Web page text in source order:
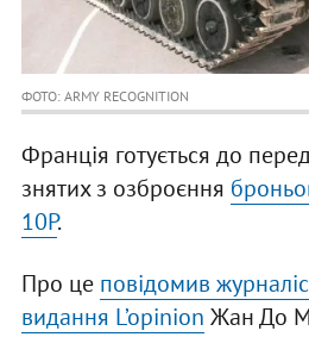
ФОТО: ARMY RECOGNITION
Франція готується до
знятих з озброєння
10P.
Про це повідомив
видання L’opinion Жан До